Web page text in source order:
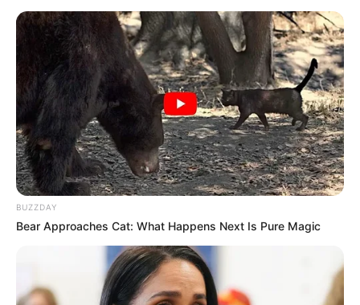
BUZZDAY
Bear Approaches Cat: What Happens Next Is Pure Magic